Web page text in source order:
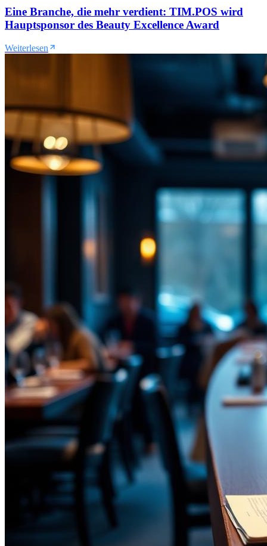
Eine Branche, die mehr verdient: TIM.POS wird
Hauptsponsor des Beauty Excellence Award
Weiterlesen